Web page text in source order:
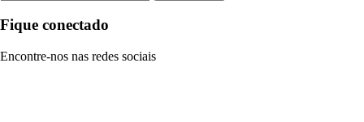
Fique conectado
Encontre-nos nas redes sociais